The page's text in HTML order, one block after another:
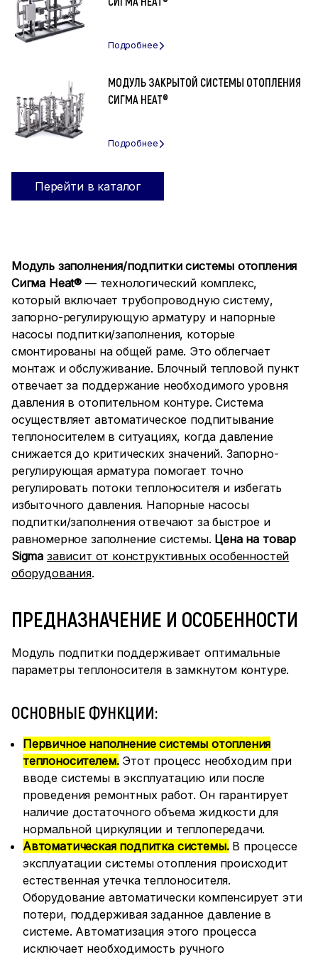
МОДУЛЬ ЗАКРЫТОЙ СИСТЕМЫ ОТОПЛЕНИЯ
СИГМА HEAT®
Перейти в каталог
Модуль заполнения/подпитки системы отопления
Сигма Heat® — технологический комплекс,
который включает трубопроводную систему,
запорно-регулирующую арматуру и напорные
насосы подпитки/заполнения, которые
смонтированы на общей раме. Это облегчает
монтаж и обслуживание. Блочный тепловой пункт
отвечает за поддержание необходимого уровня
давления в отопительном контуре. Система
осуществляет автоматическое подпитывание
теплоносителем в ситуациях, когда давление
снижается до критических значений. Запорно-
регулирующая арматура помогает точно
регулировать потоки теплоносителя и избегать
избыточного давления. Напорные насосы
подпитки/заполнения отвечают за быстрое и
равномерное заполнение системы. Цена на товар
Sigma зависит от конструктивных особенностей
оборудования.
ПРЕДНАЗНАЧЕНИЕ И ОСОБЕННОСТИ
Модуль подпитки поддерживает оптимальные
параметры теплоносителя в замкнутом контуре.
ОСНОВНЫЕ ФУНКЦИИ:
Первичное наполнение системы отопления
теплоносителем.Этот процесс необходим при
вводе системы в эксплуатацию или после
проведения ремонтных работ. Он гарантирует
наличие достаточного объема жидкости для
нормальной циркуляции и теплопередачи.
Автоматическая подпитка системы.В процессе
эксплуатации системы отопления происходит
естественная утечка теплоносителя.
Оборудование автоматически компенсирует эти
потери, поддерживая заданное давление в
системе. Автоматизация этого процесса
исключает необходимость ручного